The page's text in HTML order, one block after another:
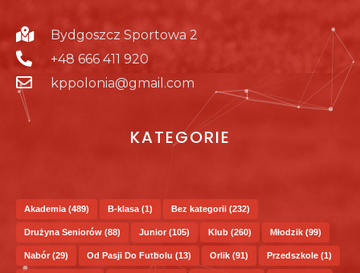
Bydgoszcz Sportowa 2
+48 666 411 920
kppolonia@gmail.com
KATEGORIE
Akademia (489) B-klasa (1) Bez kategorii (232)
Drużyna Seniorów (88) Junior (105) Klub (260) Młodzik (99)
Nabór (29) Od Pasji Do Futbolu (13) Orlik (91) Przedszkole (1)